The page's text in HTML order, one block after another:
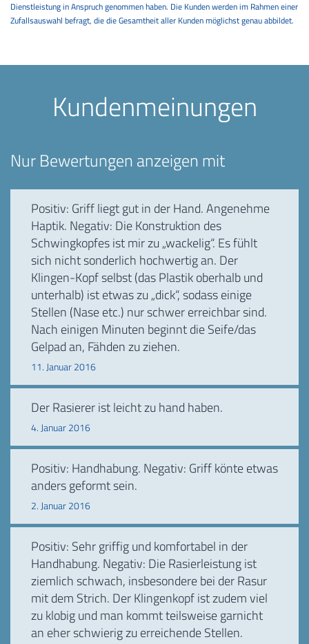
Dienstleistung in Anspruch genommen haben. Die Kunden werden im Rahmen einer
Zufallsauswahl befragt, die die Gesamtheit aller Kunden möglichst genau abbildet.
Kundenmeinungen
Nur Bewertungen anzeigen mit
Positiv: Griff liegt gut in der Hand. Angenehme
Haptik. Negativ: Die Konstruktion des
Schwingkopfes ist mir zu „wackelig“. Es fühlt
sich nicht sonderlich hochwertig an. Der
Klingen-Kopf selbst (das Plastik oberhalb und
unterhalb) ist etwas zu „dick“, sodass einige
Stellen (Nase etc.) nur schwer erreichbar sind.
Nach einigen Minuten beginnt die Seife/das
Gelpad an, Fähden zu ziehen.
11. Januar 2016
Der Rasierer ist leicht zu hand haben.
4. Januar 2016
Positiv: Handhabung. Negativ: Griff könte etwas
anders geformt sein.
2. Januar 2016
Positiv: Sehr griffig und komfortabel in der
Handhabung. Negativ: Die Rasierleistung ist
ziemlich schwach, insbesondere bei der Rasur
mit dem Strich. Der Klingenkopf ist zudem viel
zu klobig und man kommt teilsweise garnicht
an eher schwierig zu erreichende Stellen.